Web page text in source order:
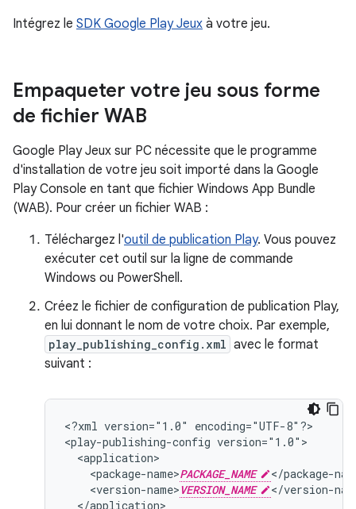
Intégrez le SDK Google Play Jeux à votre jeu.
Empaqueter votre jeu sous forme
de fichier WAB
Google Play Jeux sur PC nécessite que le programme
d'installation de votre jeu soit importé dans la Google
Play Console en tant que fichier Windows App Bundle
(WAB). Pour créer un fichier WAB : ​
Téléchargez l'outil de publication Play. Vous pouvez
exécuter cet outil sur la ligne de commande
Windows ou PowerShell.
Créez le fichier de configuration de publication Play,
en lui donnant le nom de votre choix. Par exemple,
play_publishing_config.xml avec le format
suivant :
<?xml version="1.0"
encoding="UTF-8"?>
<play-publishing-config
<package-name>PACKAGE_NAME
<version-name>VERSION_NAME